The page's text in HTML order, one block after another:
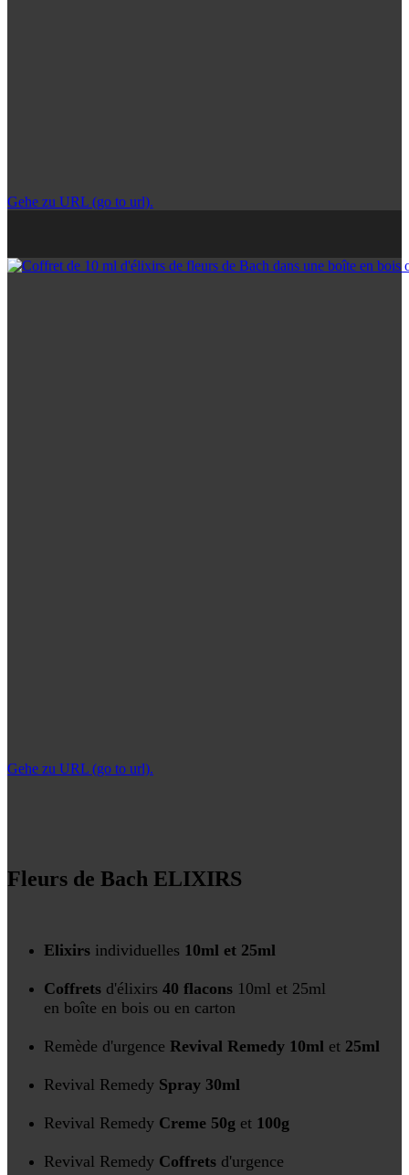
Gehe zu URL (go to url).
Gehe zu URL (go to url).
Fleurs de Bach ELIXIRS
Elixirs individuelles 10ml et 25ml
Coffrets d'élixirs 40 flacons 10ml et 25ml
en boîte en bois ou en carton
Remède d'urgence Revival Remedy 10ml et 25ml
Revival Remedy Spray 30ml
Revival Remedy Creme 50g et 100g
Revival Remedy Coffrets d'urgence